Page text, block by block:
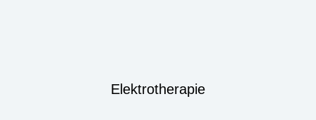
Elektrotherapie